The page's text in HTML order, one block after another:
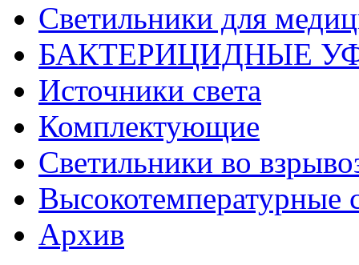
Светильники для
БАКТЕРИЦИДНЫЕ
Источники света
Комплектующие
Светильники во
Высокотемпературные
Архив